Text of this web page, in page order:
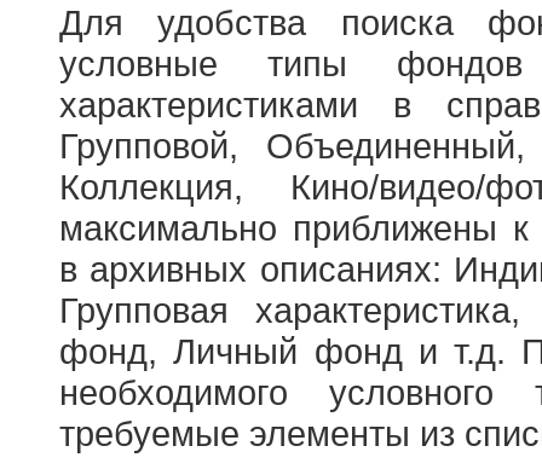
Для удобства поиска
условные типы
характеристиками в
Групповой,
Коллекция, Кино/
максимально приближены
в архивных описаниях:
Групповая
фонд, Личный фонд и т.д.
необходимого
требуемые элементы из